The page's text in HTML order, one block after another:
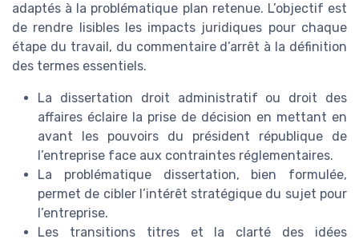
adaptés à la problématique plan retenue. L’objectif est
de rendre lisibles les impacts juridiques pour chaque
étape du travail, du commentaire d’arrêt à la définition
des termes essentiels.
La dissertation droit administratif ou droit des
affaires éclaire la prise de décision en mettant en
avant les pouvoirs du président république de
l’entreprise face aux contraintes réglementaires.
La problématique dissertation, bien formulée,
permet de cibler l’intérêt stratégique du sujet pour
l’entreprise.
Les transitions titres et la clarté des idées